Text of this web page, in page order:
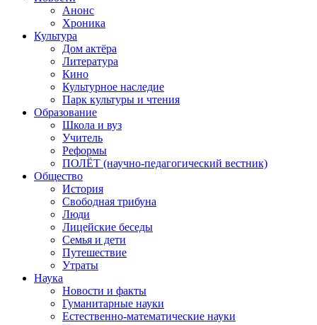
Анонс
Хроника
Культура
Дом актёра
Литература
Кино
Культурное наследие
Парк культуры и чтения
Образование
Школа и вуз
Учитель
Реформы
ПОЛЁТ (научно-педагогический вестник)
Общество
История
Свободная трибуна
Люди
Лицейские беседы
Семья и дети
Путешествие
Утраты
Наука
Новости и факты
Гуманитарные науки
Естественно-математические науки